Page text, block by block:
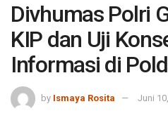
Divhumas Polri
KIP dan Uji
Informasi di
by Ismaya Rosita Juni